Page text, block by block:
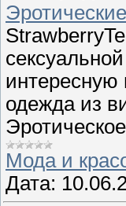
интересную
одежда из
Мода и
Дата: